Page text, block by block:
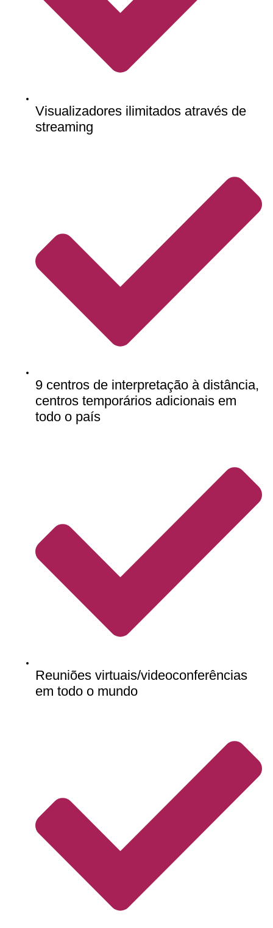
Visualizadores ilimitados através de
streaming
9 centros de interpretação à distância,
centros temporários adicionais em
todo o país
Reuniões virtuais/videoconferências
em todo o mundo